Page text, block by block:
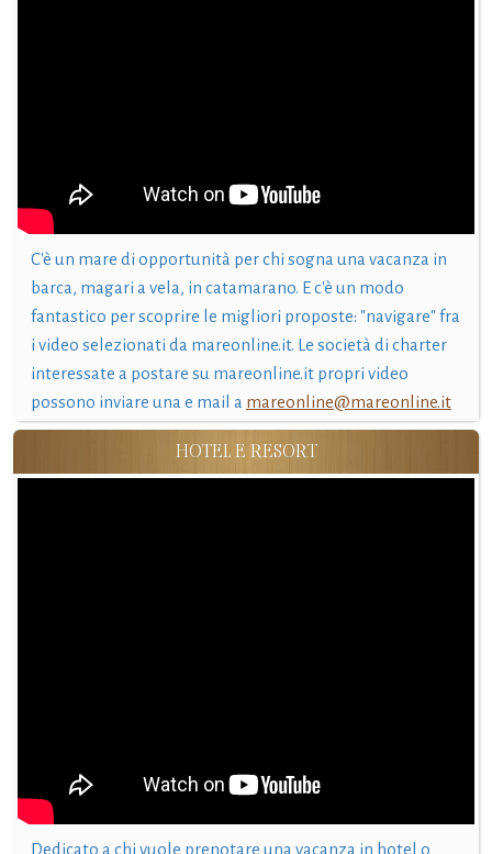
C'è un mare di opportunità per chi sogna una vacanza in
barca, magari a vela, in catamarano. E c'è un modo
fantastico per scoprire le migliori proposte: "navigare" fra
i video selezionati da mareonline.it. Le società di charter
interessate a postare su mareonline.it propri video
possono inviare una e mail a mareonline@mareonline.it
HOTEL E RESORT
Dedicato a chi vuole prenotare una vacanza in hotel o